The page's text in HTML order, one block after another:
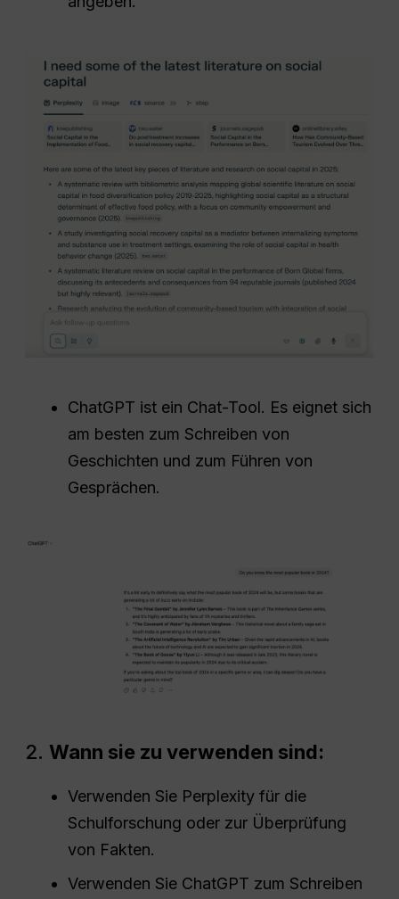
ChatGPT ist ein Chat-Tool. Es eignet sich
am besten zum Schreiben von
Geschichten und zum Führen von
Gesprächen.
2.Wann sie zu verwenden sind:
Verwenden Sie Perplexity für die
Schulforschung oder zur Überprüfung
von Fakten.
Verwenden Sie ChatGPT zum Schreiben